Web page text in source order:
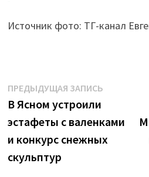
Источник фото: ТГ-канал
Навигация
по
записям
ПРЕДЫДУЩАЯ ЗАПИСЬ
В Ясном устроили
эстафеты с валенками
и конкурс снежных
скульптур